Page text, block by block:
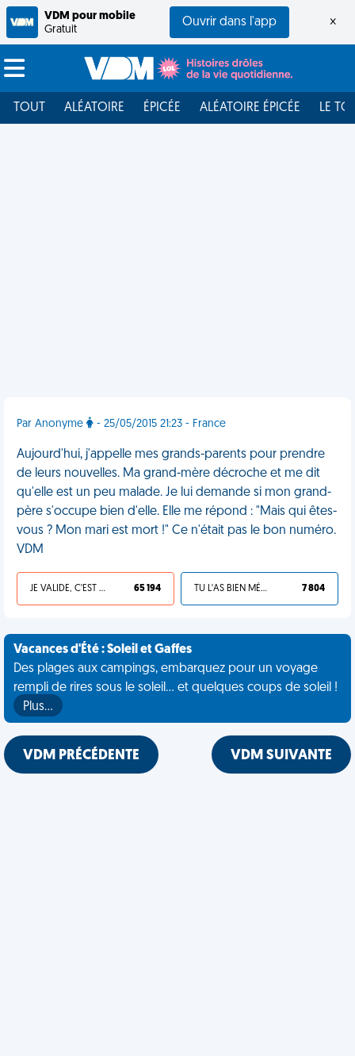
VDM pour mobile
Gratuit
Ouvrir dans l'app ×
TOUT ALÉATOIRE ÉPICÉE ALÉATOIRE ÉPICÉE LE
Par Anonyme - 25/05/2015 21:23 - France
Aujourd'hui, j'appelle mes grands-parents pour prendre
de leurs nouvelles. Ma grand-mère décroche et me dit
qu'elle est un peu malade. Je lui demande si mon grand-
père s'occupe bien d'elle. Elle me répond : "Mais qui êtes-
vous ? Mon mari est mort !" Ce n'était pas le bon numéro.
VDM
JE VALIDE, C'EST UNE VDM 65 194 TU L'AS BIEN MÉRITÉ 7 804
Vacances d'Été : Soleil et Gaffes
Des plages aux campings, embarquez pour un voyage
rempli de rires sous le soleil... et quelques coups de soleil !
Plus…
VDM PRÉCÉDENTE VDM SUIVANTE